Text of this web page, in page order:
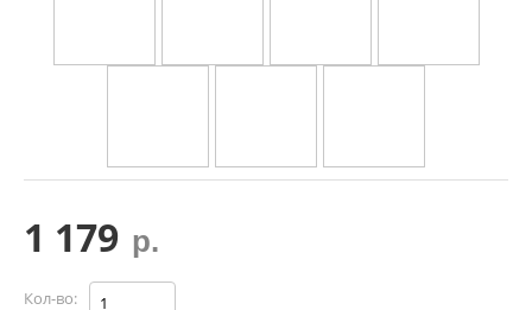
1 179 р.
Кол-во: